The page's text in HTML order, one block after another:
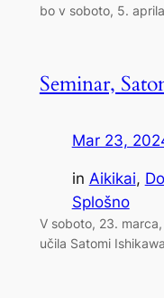
bo v soboto, 5.
Seminar,
Mar 23,
in Aikikai,
Splošno
V soboto, 23.
učila Satomi